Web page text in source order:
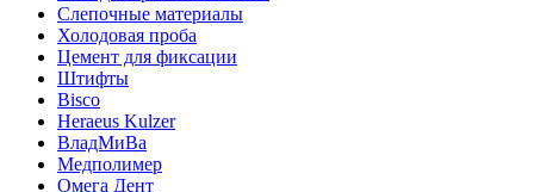
Слепочные материалы
Холодовая проба
Цемент для фиксации
Штифты
Bisco
Heraeus Kulzer
ВладМиВа
Медполимер
Омега Дент